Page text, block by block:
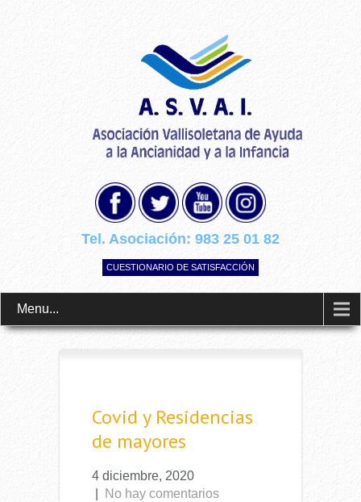
Tel. Asociación: 983 25 01 82
CUESTIONARIO DE SATISFACCIÓN
Menu...
Covid y Residencias
de mayores
4 diciembre, 2020
No hay comentarios